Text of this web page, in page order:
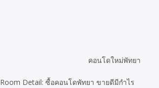
คอนโดใหม่พัทยา
Room Detail: ซื้อคอนโดพัทยา ขายดีมีกำไร